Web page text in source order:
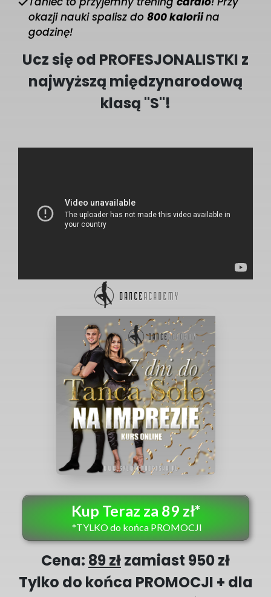
okazji nauki spalisz do 800 kaloriina
godzinę!
Ucz się od PROFESJONALISTKI z
najwyższą międzynarodową
klasą "S"!
Kup Teraz za 89 zł*
*TYLKO do końca PROMOCJI
Cena: 89 złzamiast 950 zł
Tylko do końca PROMOCJI + dla